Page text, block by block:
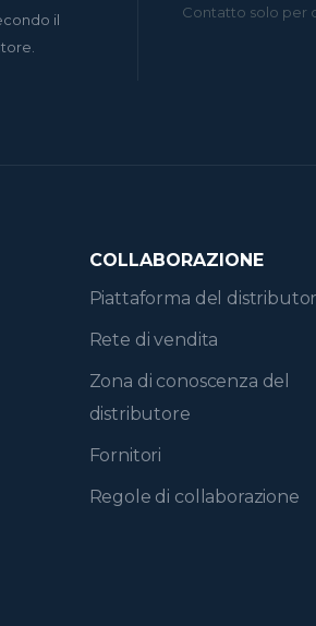
il
Contatto solo per
COLLABORAZIONE
Piattaforma del
Rete di vendita
Zona di conoscenza del
distributore
Fornitori
Regole di collaborazione